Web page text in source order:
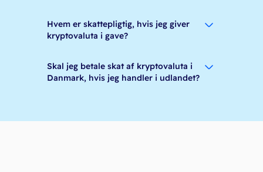
Hvem er skattepligtig, hvis jeg giver
kryptovaluta i gave?
Skal jeg betale skat af kryptovaluta i
Danmark, hvis jeg handler i udlandet?